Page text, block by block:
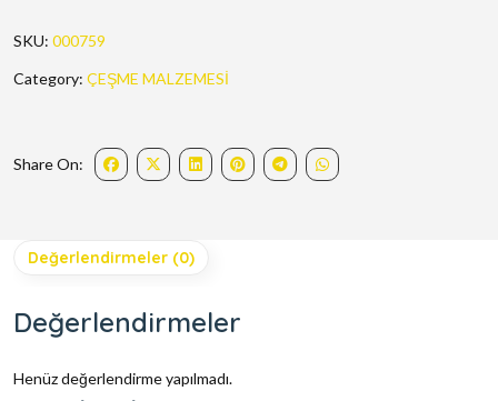
SKU: 000759
Category: ÇEŞME MALZEMESİ
Share On:
Değerlendirmeler (0)
Değerlendirmeler
Henüz değerlendirme yapılmadı.